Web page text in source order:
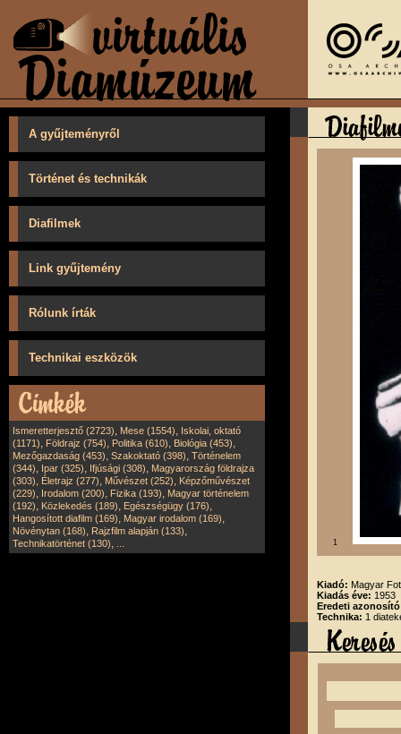
A gyűjteményről
Történet és technikák
Diafilmek
Link gyűjtemény
Rólunk írták
Technikai eszközök
Ismeretterjesztő (2723), Mese (1554), Iskolai, oktató
(1171), Földrajz (754), Politika (610), Biológia (453),
Mezőgazdaság (453), Szakoktató (398), Történelem
(344), Ipar (325), Ifjúsági (308), Magyarország földrajza
(303), Életrajz (277), Művészet (252), Képzőművészet
(229), Irodalom (200), Fizika (193), Magyar történelem
(192), Közlekedés (189), Egészségügy (176),
Hangosított diafilm (169), Magyar irodalom (169),
Növénytan (168), Rajzfilm alapján (133),
Technikatörténet (130), 1
Kiadó: Magyar
Kiadás éve: 1953
Eredeti
Technika: 1